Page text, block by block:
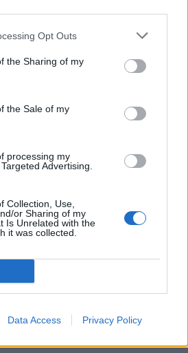
Opt Outs
the Sharing of my
the Sale of my
processing my
Advertising.
Collection, Use,
or Sharing of my
Is Unrelated with the
it was collected.
Data Access Privacy Policy